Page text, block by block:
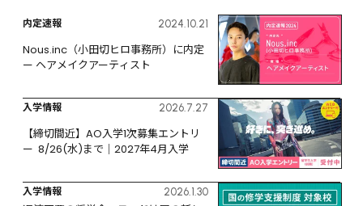
内定速報 2024.10.21
Nous.inc（小田切ヒロ事務所）に内定
ー ヘアメイクアーティスト
入学情報 2026.7.27
【締切間近】AO入学1次募集エントリ
ー  8/26(水)まで｜2027年4月入学
入学情報 2026.1.30